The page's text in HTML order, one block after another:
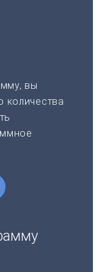
вы
количества